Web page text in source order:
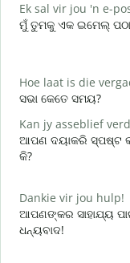
Ek sal vir jou 'n e-
ମୁଁ ତୁମକୁ ଏକ ଇମେଲ୍
Hoe laat is die
ସଭା କେତେ ସମୟ?
Kan jy asseblief
ଆପଣ ଦୟାକରି ସ୍ପଷ୍ଟ
କି?
Dankie vir jou hulp!
ଆପଣଙ୍କର ସାହାଯ୍ୟ
ଧନ୍ୟବାଦ!